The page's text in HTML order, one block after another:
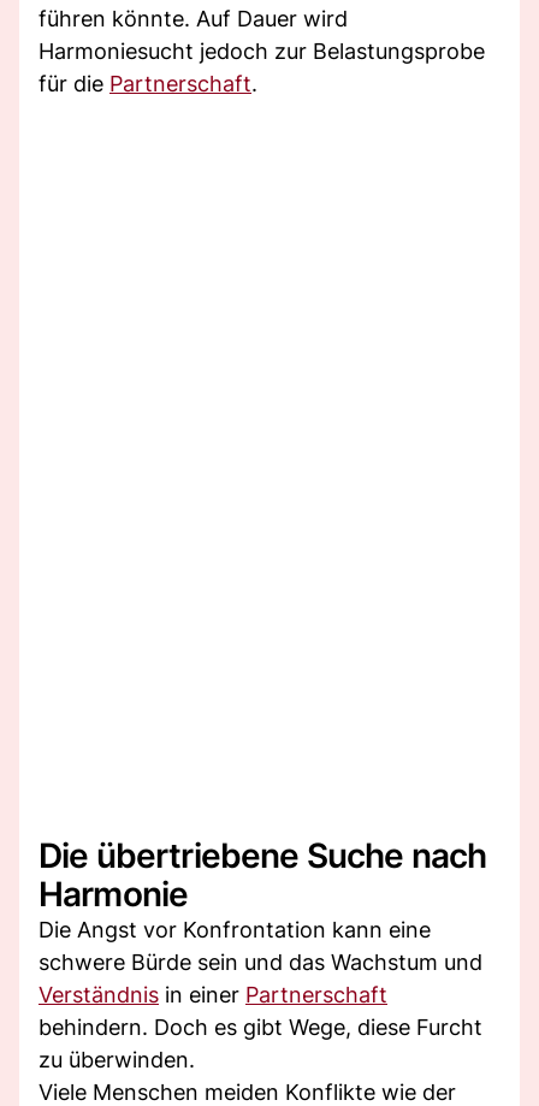
führen könnte. Auf Dauer wird
Harmoniesucht jedoch zur Belastungsprobe
für die Partnerschaft.
Die übertriebene Suche nach
Harmonie
Die Angst vor Konfrontation kann eine
schwere Bürde sein und das Wachstum und
Verständnis in einer Partnerschaft
behindern. Doch es gibt Wege, diese Furcht
zu überwinden.
Viele Menschen meiden Konflikte wie der